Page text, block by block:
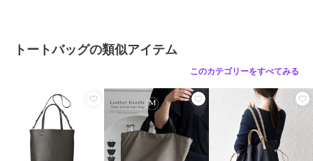
商品カテゴリ バッグ ／
バッグ ／トートバッグ
カラー
ペブル（３８０）、ブラック（０
１９）、ダークグレー（１１５）
サイズ ０１（Ｂ５未満）
トートバッグの類似アイテム
このカテゴリーをすべてみる